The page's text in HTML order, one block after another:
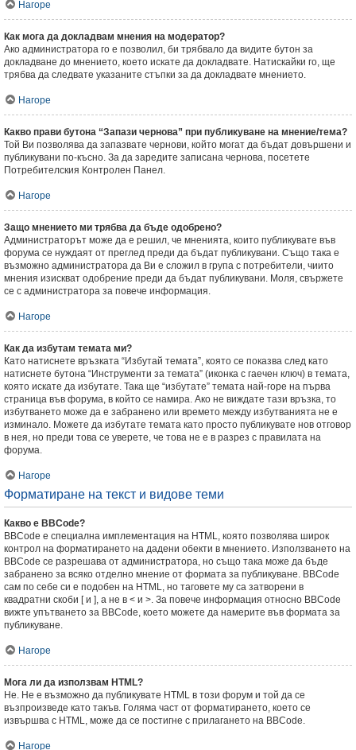
Нагоре
Как мога да докладвам мнения на модератор?
Ако администратора го е позволил, би трябвало да видите бутон за
докладване до мнението, което искате да докладвате. Натискайки го, ще
трябва да следвате указаните стъпки за да докладвате мнението.
Нагоре
Какво прави бутона “Запази чернова” при публикуване на мнение/тема?
Той Ви позволява да запазвате чернови, който могат да бъдат довършени и
публикувани по-късно. За да заредите записана чернова, посетете
Потребителския Контролен Панел.
Нагоре
Защо мнението ми трябва да бъде одобрено?
Администраторът може да е решил, че мненията, които публикувате във
форума се нуждаят от преглед преди да бъдат публикувани. Също така е
възможно администратора да Ви е сложил в група с потребители, чиито
мнения изискват одобрение преди да бъдат публикувани. Моля, свържете
се с администратора за повече информация.
Нагоре
Как да избутам темата ми?
Като натиснете връзката “Избутай темата”, която се показва след като
натиснете бутона “Инструменти за темата” (иконка с гаечен ключ) в темата,
която искате да избутате. Така ще “избутате” темата най-горе на първа
страница във форума, в който се намира. Ако не виждате тази връзка, то
избутването може да е забранено или времето между избутванията не е
изминало. Можете да избутате темата като просто публикувате нов отговор
в нея, но преди това се уверете, че това не е в разрез с правилата на
форума.
Нагоре
Форматиране на текст и видове теми
Какво е BBCode?
BBCode е специална имплементация на HTML, която позволява широк
контрол на форматирането на дадени обекти в мнението. Използването на
BBCode се разрешава от администратора, но също така може да бъде
забранено за всяко отделно мнение от формата за публикуване. BBCode
сам по себе си е подобен на HTML, но таговете му са затворени в
квадратни скоби [ и ], а не в < и >. За повече информация относно BBCode
вижте упътването за BBCode, което можете да намерите във формата за
публикуване.
Нагоре
Мога ли да използвам HTML?
Не. Не е възможно да публикувате HTML в този форум и той да се
възпроизведе като такъв. Голяма част от форматирането, което се
извършва с HTML, може да се постигне с прилагането на BBCode.
Нагоре